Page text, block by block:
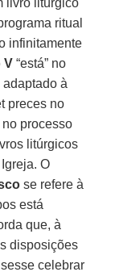
ritual
infinitamente
V “está” no
à
preces no
processo
litúrgicos
O
se refere à
está
que, à
disposições
celebrar